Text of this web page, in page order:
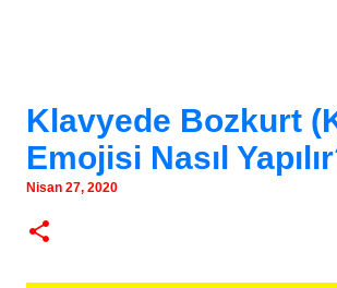
Klavyede Bozkurt
Emojisi Nasıl
Nisan 27, 2020